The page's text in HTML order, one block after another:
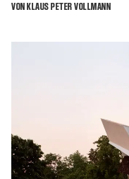
VON KLAUS PETER VOLLMANN